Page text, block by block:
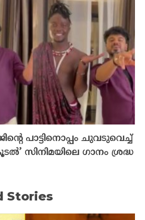
പാട്ടിനൊപ്പം ചുവടുവെച്ച്
സിനിമയിലെ ഗാനം ശ്രദ്ധ
Stories